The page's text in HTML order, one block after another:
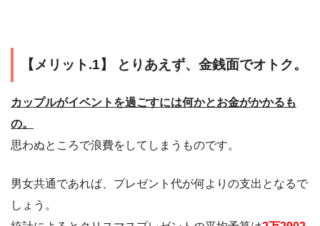
【メリット.1】 とりあえず、金銭面でオトク。
カップルがイベントを過ごすには何かとお金がかかるも
の。
思わぬところで浪費をしてしまうものです。
男女共通であれば、プレゼント代が何よりの支出となるで
しょう。